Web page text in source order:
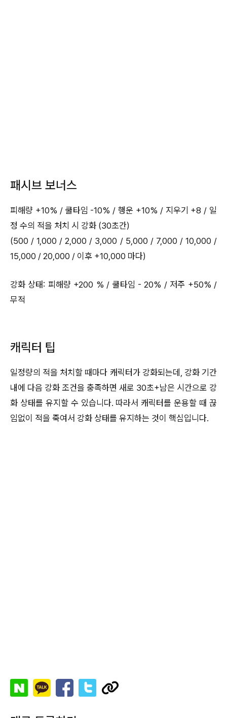
패시브 보너스
피해량 +10% / 쿨타임 -10% / 행운 +10% / 지우기 +8 / 일
정 수의 적을 처치 시 강화 (30초간)
(500 / 1,000 / 2,000 / 3,000 / 5,000 / 7,000 / 10,000 /
15,000 / 20,000 / 이후 +10,000 마다)
강화 상태: 피해량 +200 % / 쿨타임 - 20% / 저주 +50% /
무적
캐릭터 팁
일정량의 적을 처치할 때마다 캐릭터가 강화되는데, 강화 기간
내에 다음 강화 조건을 충족하면 새로 30초+남은 시간으로 강
화 상태를 유지할 수 있습니다. 따라서 캐릭터를 운용할 때 끊
임없이 적을 죽여서 강화 상태를 유지하는 것이 핵심입니다.